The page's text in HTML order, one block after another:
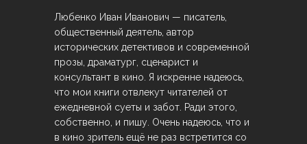
Любенко Иван Иванович — писатель,
общественный деятель, автор
исторических детективов и современной
прозы, драматург, сценарист и
консультант в кино. Я искренне надеюсь,
что мои книги отвлекут читателей от
ежедневной суеты и забот. Ради этого,
собственно, и пишу. Очень надеюсь, что и
в кино зритель ещё не раз встретится со